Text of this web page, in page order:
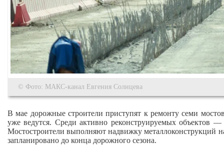
© Фото: МАКС-канал Евгения Солнцева
В мае дорожные строители приступят к ремонту семи
уже ведутся. Среди активно реконструируемых объектов
Мостостроители выполняют надвижку металлоконструкций
запланировано до конца дорожного сезона.